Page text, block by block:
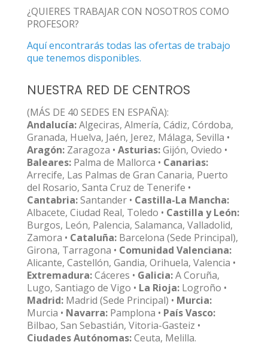
¿QUIERES TRABAJAR CON NOSOTROS COMO
PROFESOR?
Aquí encontrarás todas las ofertas de trabajo
que tenemos disponibles.
NUESTRA RED DE CENTROS
(MÁS DE 40 SEDES EN ESPAÑA):
Andalucía:Algeciras, Almería, Cádiz, Córdoba,
Granada, Huelva, Jaén, Jerez, Málaga, Sevilla •
Aragón: Zaragoza • Asturias:Gijón, Oviedo •
Baleares: Palma de Mallorca • Canarias:
Arrecife, Las Palmas de Gran Canaria, Puerto
del Rosario, Santa Cruz de Tenerife •
Cantabria:Santander • Castilla-La Mancha:
Albacete, Ciudad Real, Toledo • Castilla y León:
Burgos, León, Palencia, Salamanca, Valladolid,
Zamora • Cataluña: Barcelona (Sede Principal),
Girona, Tarragona • Comunidad Valenciana:
Alicante, Castellón, Gandia, Orihuela, Valencia •
Extremadura:Cáceres • Galicia:A Coruña,
Lugo, Santiago de Vigo • La Rioja: Logroño •
Madrid: Madrid (Sede Principal) • Murcia:
Murcia • Navarra: Pamplona • País Vasco:
Bilbao, San Sebastián, Vitoria-Gasteiz •
Ciudades Autónomas:Ceuta, Melilla.